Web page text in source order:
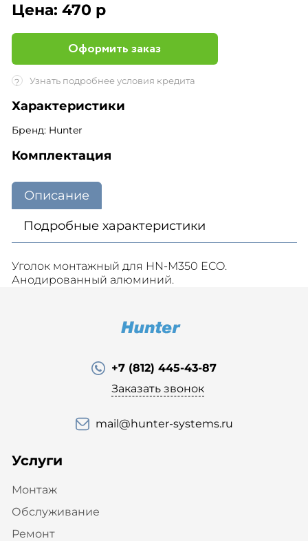
Цена: 470 р
Оформить заказ
? Узнать подробнее условия кредита
Характеристики
Бренд: Hunter
Комплектация
Описание
Подробные характеристики
Уголок монтажный для HN-M350 ECO.
Анодированный алюминий.
+7 (812) 445-43-87
Заказать звонок
mail@hunter-systems.ru
Услуги
Монтаж
Обслуживание
Ремонт